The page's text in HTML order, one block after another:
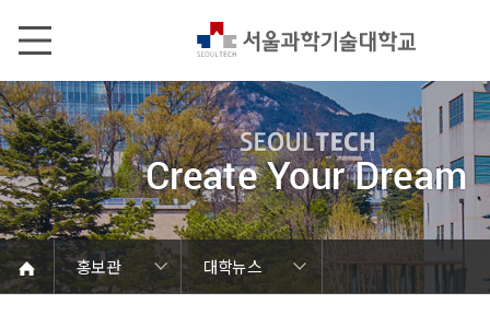
홍보관
대학뉴스
서울과기대 소개
열린총장실
대학현황
대학조직
대학상징
홍보관
캠퍼스 안내
학칙 및 규정
홍보관
대학뉴스
연구성과
발전기금/동문
Global
언론에서 본 SEOULTECH
보도자료
브로슈어
학내행사
동영상자료
사진자료
음악자료